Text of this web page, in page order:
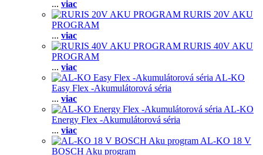
... viac
RURIS 20V AKU
PROGRAM
... viac
RURIS 40V AKU
PROGRAM
... viac
AL-KO
Easy Flex -Akumulátorová séria
... viac
AL-KO
Energy Flex -Akumulátorová séria
... viac
AL-KO 18 V
BOSCH Aku program